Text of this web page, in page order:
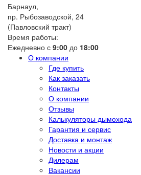
Барнаул,
пр. Рыбозаводской, 24
(Павловский тракт)
Время работы:
Ежедневно с 9:00 до 18:00
О компании
Где купить
Как заказать
Контакты
О компании
Отзывы
Калькуляторы дымохода
Гарантия и сервис
Доставка и монтаж
Новости и акции
Дилерам
Вакансии